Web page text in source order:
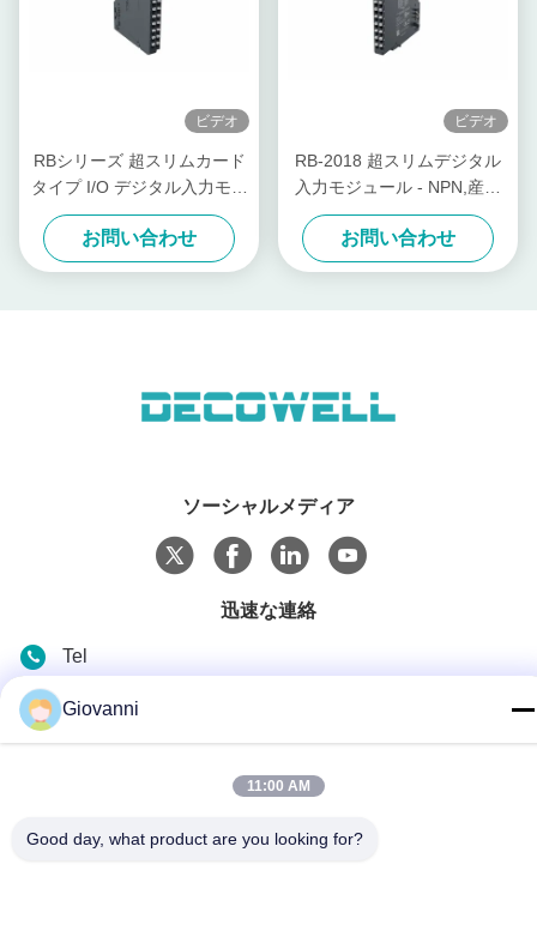
ビデオ
RBシリーズ 超スリムカード
タイプ I/O デジタル入力モジ
ュール 57mA RB-200H オー
ダーメイド
お問い合わせ
ビデオ
RB-2018 超スリムデジタル
入力モジュール - NPN,産業
自動化用のRBシリーズカー
ドタイプI/O
お問い合わせ
ソーシャルメディア
迅速な連絡
Tel
電子メール
contact@njdecowell.com
建13 ルイチュアンインテリジェント製造公園 ランシン道路
Giovanni
11:00 AM
Good day, what product are you looking for?